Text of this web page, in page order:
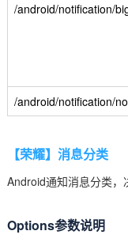
/android/notification/
/android/notification/
【荣耀】消息分类
Android通知消息分类
Options参数说明